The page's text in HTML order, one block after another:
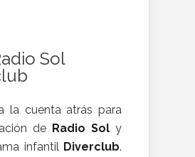
Sol
la cuenta atrás para
de Radio Sol y
infantil Diverclub.